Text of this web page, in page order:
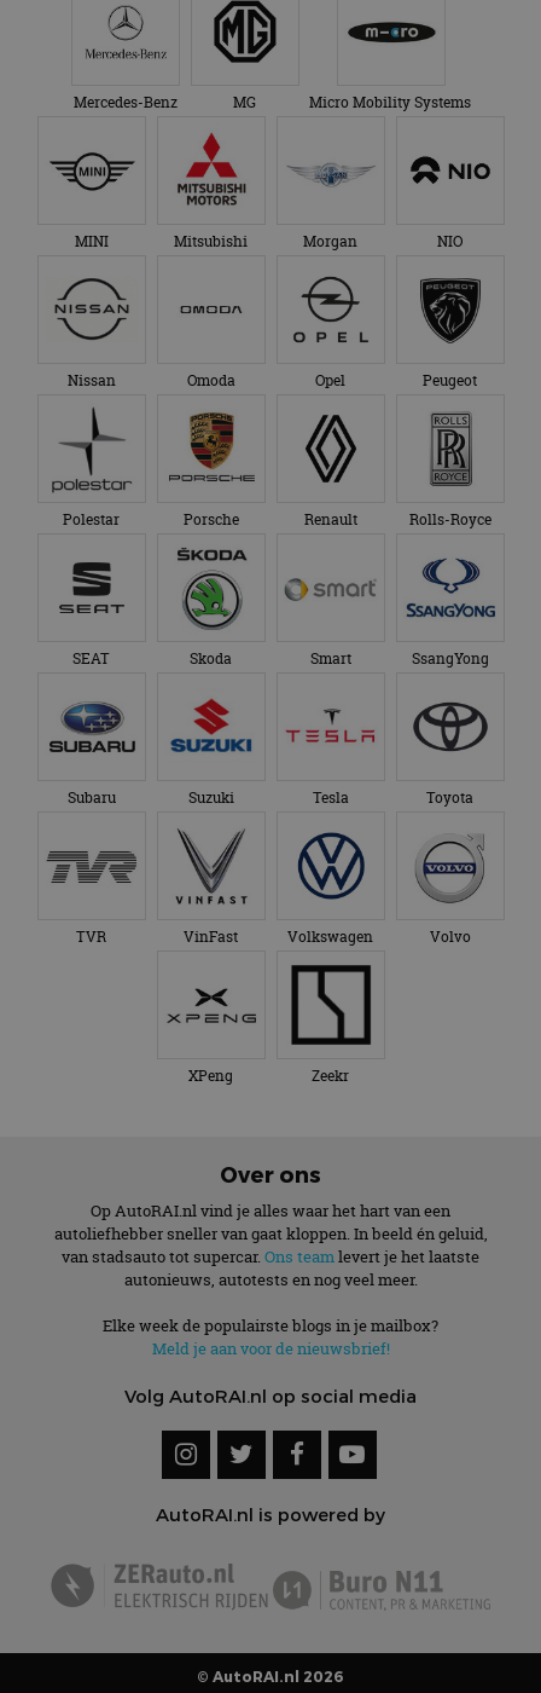
Mercedes-Benz MG Micro Mobility Systems
MINI Mitsubishi Morgan NIO
Nissan Omoda Opel Peugeot
Polestar Porsche Renault Rolls-Royce
SEAT Skoda Smart SsangYong
Subaru Suzuki Tesla Toyota
TVR VinFast Volkswagen Volvo
XPeng Zeekr
Over ons
Op AutoRAI.nl vind je alles waar het hart van een
autoliefhebber sneller van gaat kloppen. In beeld én geluid,
van stadsauto tot supercar. Ons teamlevert je het laatste
autonieuws, autotests en nog veel meer.
Elke week de populairste blogs in je mailbox?
Meld je aan voor de nieuwsbrief!
Volg AutoRAI.nl op social media
AutoRAI.nl is powered by
© AutoRAI.nl 2026